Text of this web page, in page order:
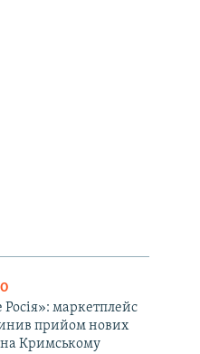
маркетплейс
прийом нових
Кримському